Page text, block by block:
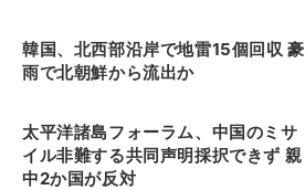
韓国、北西部沿岸で地雷15個回収 豪
雨で北朝鮮から流出か
太平洋諸島フォーラム、中国のミサ
イル非難する共同声明採択できず 親
中2か国が反対